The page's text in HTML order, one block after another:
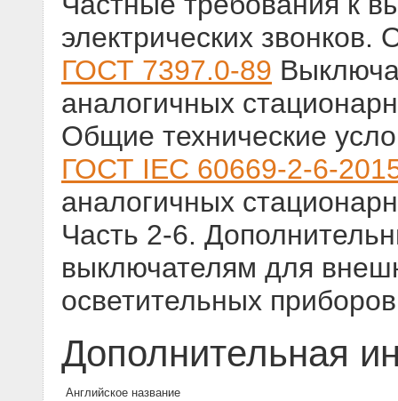
электрических
ГОСТ 7397.0-89
аналогичных
Общие технические
ГОСТ IEC 60669-2-6-
аналогичных
Часть 2-6.
выключателям для
осветительных приборов
Дополнительная
Английское название